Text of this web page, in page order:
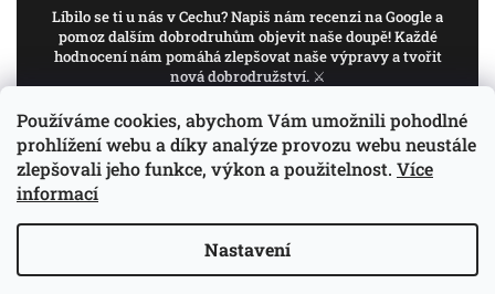
Používáme cookies, abychom Vám umožnili pohodlné
prohlížení webu a díky analýze provozu webu neustále
zlepšovali jeho funkce, výkon a použitelnost. Více
informací
Nastavení
Líbilo se ti u nás v Cechu? Napiš nám recenzi na Google a
pomoz dalším dobrodruhům objevit naše doupě! Každé
hodnocení nám pomáhá zlepšovat naše výpravy a tvořit
nová dobrodružství. ⚔️
✍️ Napiš recenzi na Google
Děkujeme, že pomáháš psát příběh Cechu Hráčů.